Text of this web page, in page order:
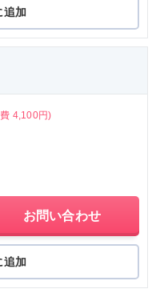
追加
4,100円)
お問い合わせ
追加